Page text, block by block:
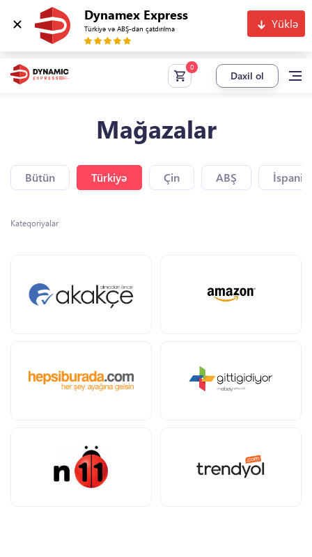
Dynamex Express
Türkiyə və ABŞ-dan çatdırılma Yüklə
Daxil ol
Mağazalar
Bütün Türkiyə Çin ABŞ
Kateqoriyalar